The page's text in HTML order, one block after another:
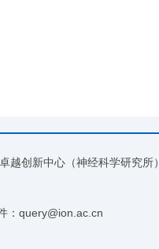
越创新中心（神经科学研究所）
：query@ion.ac.cn